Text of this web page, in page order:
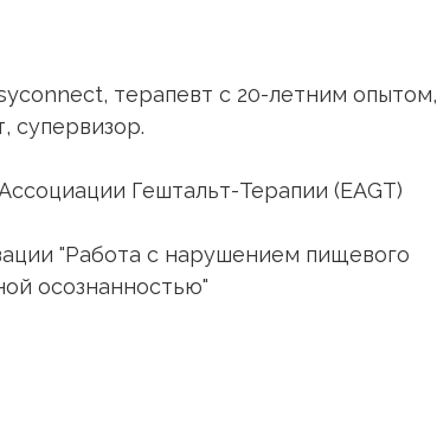
терапевт с 20-летним опытом,
супервизор.
Гештальт-Терапии (EAGT)
"Работа с нарушением пищевого
осознанностью"